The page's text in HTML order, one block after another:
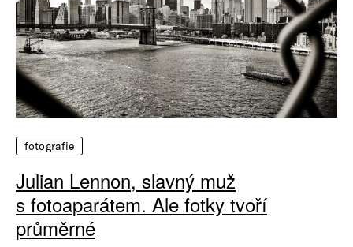
fotografie
Julian Lennon, slavný muž
s fotoaparátem. Ale fotky tvoří
průměrné